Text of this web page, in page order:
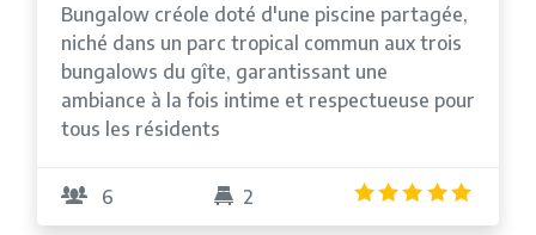
Bungalow créole doté d'une piscine partagée,
niché dans un parc tropical commun aux trois
bungalows du gîte, garantissant une
ambiance à la fois intime et respectueuse pour
tous les résidents
6 2